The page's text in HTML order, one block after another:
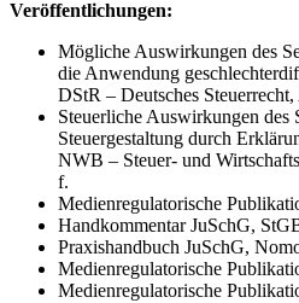
Veröffentlichungen:
Mögliche Auswirkungen des
die Anwendung
DStR – Deutsches
Steuerliche Auswirkungen des
Steuergestaltung durch
NWB – Steuer- und
f.
Medienregulatorische
Handkommentar JuSchG,
Praxishandbuch JuSchG,
Medienregulatorische
Medienregulatorische